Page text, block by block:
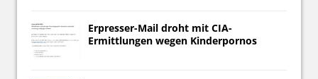
Erpresser-Mail droht mit CIA-
Ermittlungen wegen Kinderpornos